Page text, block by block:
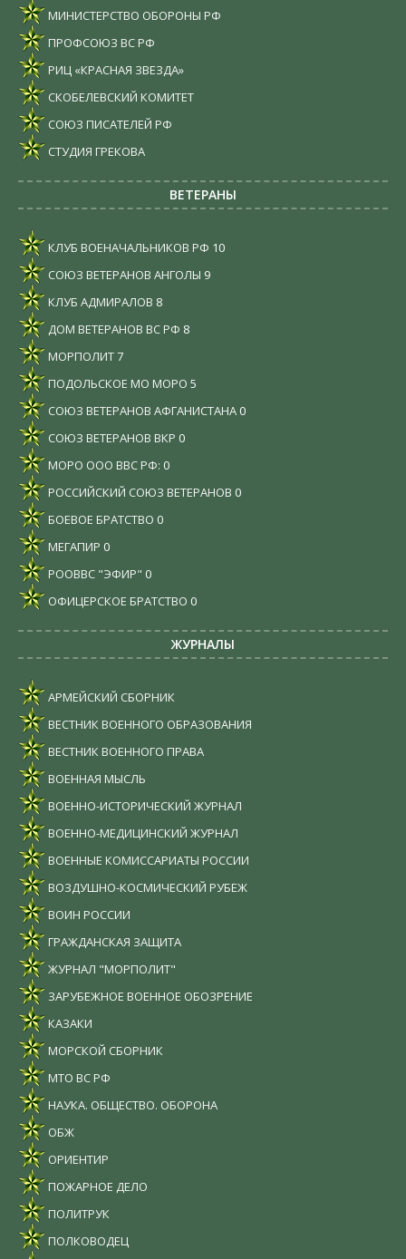
МИНИСТЕРСТВО ОБОРОНЫ РФ
ПРОФСОЮЗ ВС РФ
РИЦ «КРАСНАЯ ЗВЕЗДА»
СКОБЕЛЕВСКИЙ КОМИТЕТ
СОЮЗ ПИСАТЕЛЕЙ РФ
СТУДИЯ ГРЕКОВА
ВЕТЕРАНЫ
КЛУБ ВОЕНАЧАЛЬНИКОВ РФ 10
СОЮЗ ВЕТЕРАНОВ АНГОЛЫ 9
КЛУБ АДМИРАЛОВ 8
ДОМ ВЕТЕРАНОВ ВС РФ 8
МОРПОЛИТ7
ПОДОЛЬСКОЕ МО МОРО 5
СОЮЗ ВЕТЕРАНОВ АФГАНИСТАНА 0
СОЮЗ ВЕТЕРАНОВ ВКР 0
МОРО ООО ВВС РФ: 0
РОССИЙСКИЙ СОЮЗ ВЕТЕРАНОВ 0
БОЕВОЕ БРАТСТВО 0
МЕГАПИР 0
РООВВС "ЭФИР" 0
ОФИЦЕРСКОЕ БРАТСТВО 0
ЖУРНАЛЫ
АРМЕЙСКИЙ СБОРНИК
ВЕСТНИК ВОЕННОГО ОБРАЗОВАНИЯ
ВЕСТНИК ВОЕННОГО ПРАВА
ВОЕННАЯ МЫСЛЬ
ВОЕННО-ИСТОРИЧЕСКИЙ ЖУРНАЛ
ВОЕННО-МЕДИЦИНСКИЙ ЖУРНАЛ
ВОЕННЫЕ КОМИССАРИАТЫ РОССИИ
ВОЗДУШНО-КОСМИЧЕСКИЙ РУБЕЖ
ВОИН РОССИИ
ГРАЖДАНСКАЯ ЗАЩИТА
ЖУРНАЛ "МОРПОЛИТ"
ЗАРУБЕЖНОЕ ВОЕННОЕ ОБОЗРЕНИЕ
КАЗАКИ
МОРСКОЙ СБОРНИК
МТО ВС РФ
НАУКА. ОБЩЕСТВО. ОБОРОНА
ОБЖ
ОРИЕНТИР
ПОЖАРНОЕ ДЕЛО
ПОЛИТРУК
ПОЛКОВОДЕЦ